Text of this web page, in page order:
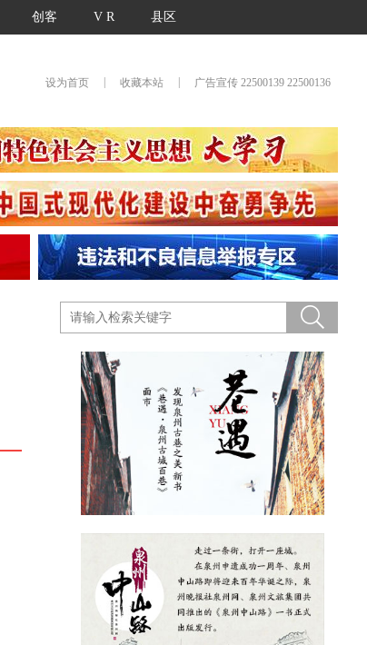
创客 V R 县区
设为首页 收藏本站 广告宣传 22500139 22500136